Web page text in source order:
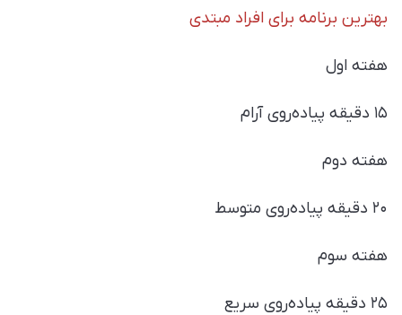
بهترین برنامه برای افراد مبتدی
هفته اول
۱۵ دقیقه پیاده‌روی آرام
هفته دوم
۲۰ دقیقه پیاده‌روی متوسط
هفته سوم
۲۵ دقیقه پیاده‌روی سریع